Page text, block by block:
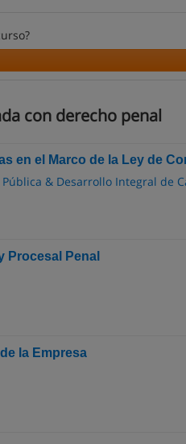
con derecho penal
en el Marco de la Ley de
& Desarrollo Integral de
Procesal Penal
la Empresa